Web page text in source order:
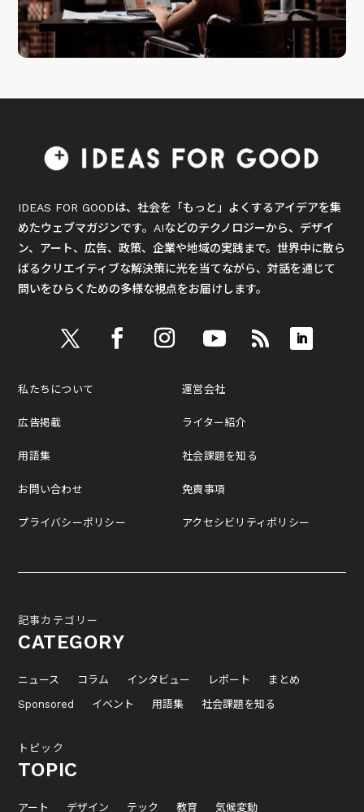
IDEAS FOR GOODは、社会を「もっと」よくするアイデアを集
めたウェブマガジンです。AIなどのテクノロジーから、デザイ
ン、アート、広告、政策、企業や地域の実践まで。世界中に散ら
ばるクリエイティブな解決策に光を当てながら、対話を通じて
問いをひらくための多様な視点をお届けします。
私たちについて
広告掲載
用語集
お問い合わせ
プライバシーポリシー
運営会社
ライター紹介
社会課題を知る
免責事項
アクセシビリティポリシー
記事カテゴリー
CATEGORY
ニュース コラム インタビュー レポート
まとめ
Sponsored
イベント 用語集 社会課題を知る
トピック
TOPIC
アート デザイン テック 教育 気候変動